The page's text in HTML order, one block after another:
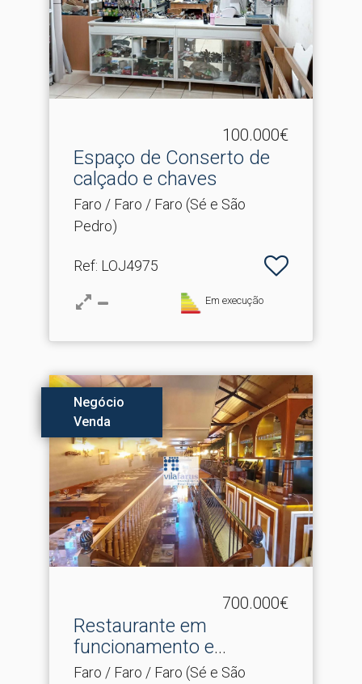
100.000€
Espaço de Conserto de
calçado e chaves
Faro / Faro / Faro (Sé e São
Pedro)
Ref: LOJ4975
Em execução
Negócio
Venda
700.000€
Restaurante em
funcionamento e
respectivo imó.​..
Faro / Faro / Faro (Sé e São